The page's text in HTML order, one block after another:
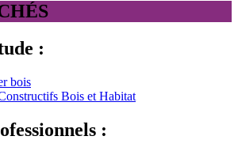
:
bois
Bois et Habitat
: